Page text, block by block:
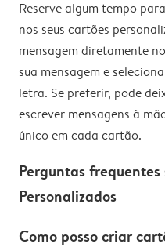
Reserve algum tempo
nos seus cartões
mensagem diretamente
sua mensagem e
letra. Se preferir, pode
escrever mensagens à
único em cada cartão.
Perguntas
Personalizados
Como posso criar